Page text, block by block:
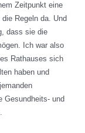
Zeitpunkt eine
Regeln da. Und
dass sie die
Ich war also
Rathauses sich
haben und
Gesundheits- und